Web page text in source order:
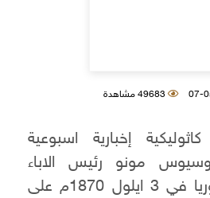
49683 مشاهدة
إخبارية اسبوعية
مونو رئيس الاباء
اليسوعيين في سوريا في 3 ايلول 1870م على